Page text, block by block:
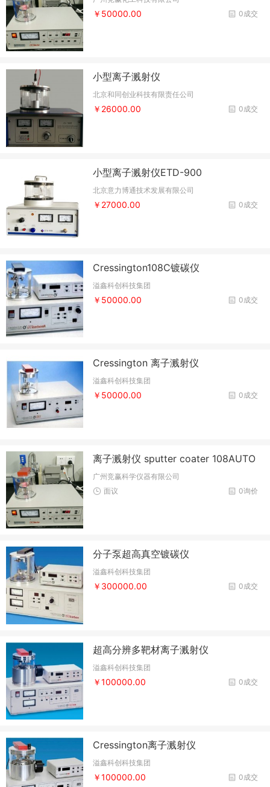
0成交
￥50000.00
小型离子溅射仪
北京和同创业科技有限责任公司
0成交
￥26000.00
小型离子溅射仪ETD-900
北京意力博通技术发展有限公司
0成交
￥27000.00
Cressington108C镀碳仪
溢鑫科创科技集团
0成交
￥50000.00
Cressington 离子溅射仪
溢鑫科创科技集团
0成交
￥50000.00
离子溅射仪 sputter coater 108AUTO
广州竞赢科学仪器有限公司
0询价
面议
分子泵超高真空镀碳仪
溢鑫科创科技集团
0成交
￥300000.00
超高分辨多靶材离子溅射仪
溢鑫科创科技集团
0成交
￥100000.00
Cressington离子溅射仪
溢鑫科创科技集团
0成交
￥100000.00